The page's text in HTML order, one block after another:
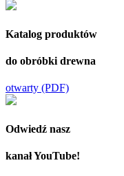
Katalog produktów
do obróbki drewna
otwarty (PDF)
Odwiedź nasz
kanał YouTube!